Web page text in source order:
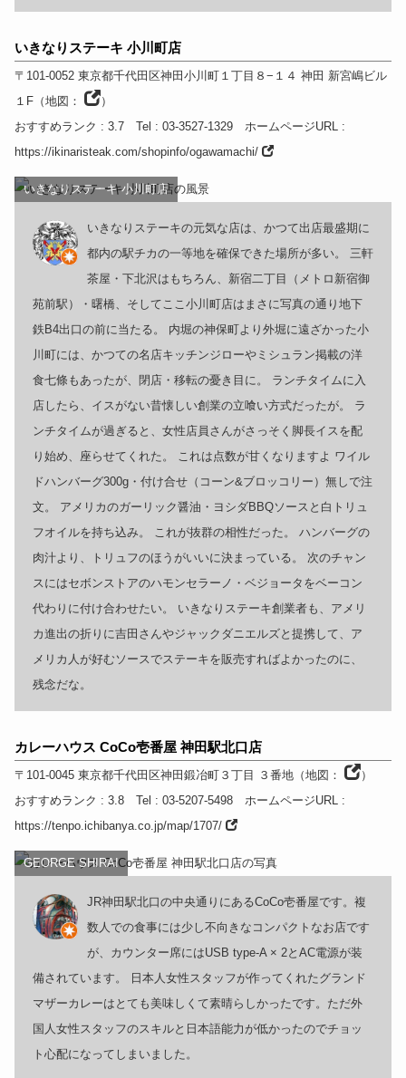
いきなりステーキ 小川町店
〒101-0052 東京都千代田区神田小川町１丁目８−１４ 神田 新宮嶋ビル
１F（地図：
）
おすすめランク : 3.7 Tel : 03-3527-1329 ホームページURL:
https://ikinaristeak.com/shopinfo/ogawamachi/
いきなりステーキ 小川町店
いきなりステーキの元気な店は、かつて出店最盛期に
都内の駅チカの一等地を確保できた場所が多い。 三軒
茶屋・下北沢はもちろん、新宿二丁目（メトロ新宿御
苑前駅）・曙橋、そしてここ小川町店はまさに写真の通り地下
鉄B4出口の前に当たる。 内堀の神保町より外堀に遠ざかった小
川町には、かつての名店キッチンジローやミシュラン掲載の洋
食七條もあったが、閉店・移転の憂き目に。 ランチタイムに入
店したら、イスがない昔懐しい創業の立喰い方式だったが。 ラ
ンチタイムが過ぎると、女性店員さんがさっそく脚長イスを配
り始め、座らせてくれた。 これは点数が甘くなりますよ ワイル
ドハンバーグ300g・付け合せ（コーン&ブロッコリー）無しで注
文。 アメリカのガーリック醤油・ヨシダBBQソースと白トリュ
フオイルを持ち込み。 これが抜群の相性だった。 ハンバーグの
肉汁より、トリュフのほうがいいに決まっている。 次のチャン
スにはセボンストアのハモンセラーノ・ベジョータをベーコン
代わりに付け合わせたい。 いきなりステーキ創業者も、アメリ
カ進出の折りに吉田さんやジャックダニエルズと提携して、ア
メリカ人が好むソースでステーキを販売すればよかったのに、
残念だな。
カレーハウス CoCo壱番屋 神田駅北口店
〒101-0045 東京都千代田区神田鍛冶町３丁目 ３番地（地図：
）
おすすめランク : 3.8 Tel : 03-5207-5498 ホームページURL:
https://tenpo.ichibanya.co.jp/map/1707/
GEORGE SHIRAI
JR神田駅北口の中央通りにあるCoCo壱番屋です。複
数人での食事には少し不向きなコンパクトなお店です
が、カウンター席にはUSB type-A × 2とAC電源が装
備されています。 日本人女性スタッフが作ってくれたグランド
マザーカレーはとても美味しくて素晴らしかったです。ただ外
国人女性スタッフのスキルと日本語能力が低かったのでチョッ
ト心配になってしまいました。